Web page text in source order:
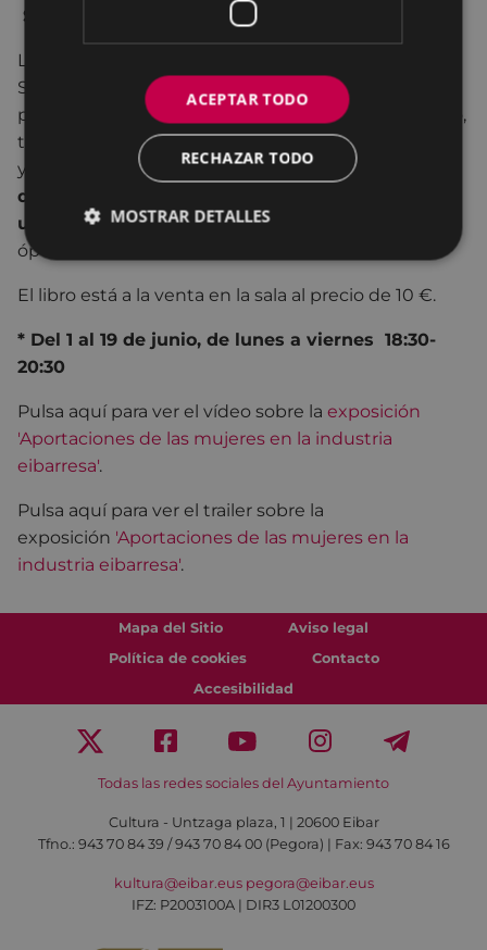
Savina Lafita Solé
Luz Maceira Ochoa.
La realización de este trabajo se solicitó desde el
Servicio de Igualdad del Ayuntamiento de Eibar, a
petición de la Mesa de la Mujer. El principal objetivo,
tanto de la exposición, como del libro, es
y reconocer
las aportaciones de las mujeres al
desarrollo económico, social, cultural y
urbanístico, en la época industrial,
óptica feminista.
El libro está a la venta en la sala al precio de 10 €.
* Del 1 al 19 de junio, de lunes a viernes 18:30-
20:30
Pulsa aquí para ver el vídeo sobre la exposición
'Aportaciones de las mujeres en la industria
eibarresa'.
Pulsa aquí para ver el trailer sobre la
exposición 'Aportaciones de las mujeres en la
industria eibarresa'.
Mapa del Sitio
Aviso legal
Política de cookies
Contacto
Accesibilidad
Todas las redes sociales del Ayuntamiento
Cultura - Untzaga plaza, 1 | 20600 Eibar
Tfno.: 943 70 84 39 / 943 70 84 00 (Pegora) | Fax: 943 70 84 16
kultura@eibar.eus pegora@eibar.eus
IFZ: P2003100A | DIR3 L01200300
ACEPTAR TODO
RECHAZAR TODO
MOSTRAR DETALLES